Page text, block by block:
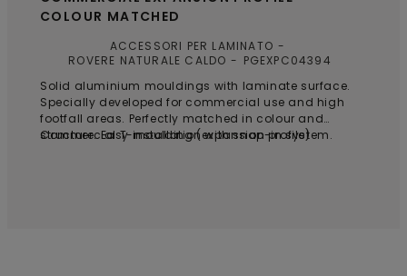
COLOUR MATCHED
ACCESSORI PER LAMINATO
ROVERE NATURALE CALDO
PGEXPC04394
Solid aluminium mouldings with laminate surface.
Specially developed for commercial use and high
footfall areas. Perfectly matched in colour and
structure. Easy installation with snap-in system.
Commercial T-moulding (expansion profile)